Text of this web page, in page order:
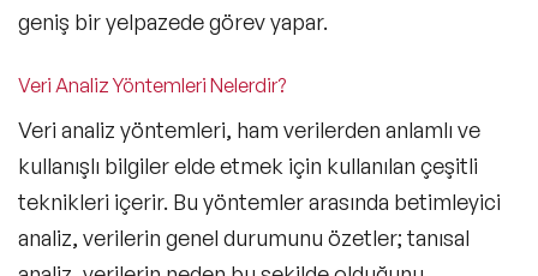
geniş bir yelpazede görev yapar.
Veri Analiz Yöntemleri Nelerdir?
Veri analiz yöntemleri, ham verilerden anlamlı ve
kullanışlı bilgiler elde etmek için kullanılan çeşitli
teknikleri içerir. Bu yöntemler arasında betimleyici
analiz, verilerin genel durumunu özetler; tanısal